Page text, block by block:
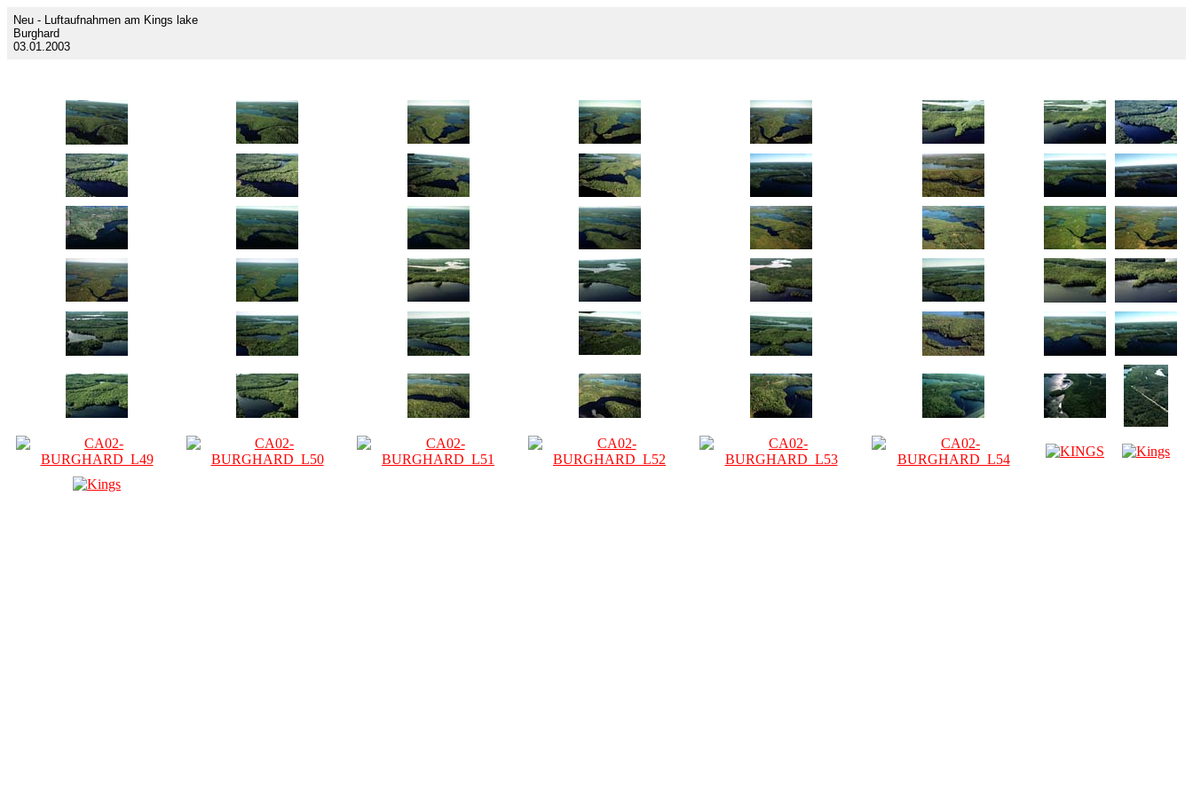
Neu - Luftaufnahmen am Kings lake
Burghard
03.01.2003